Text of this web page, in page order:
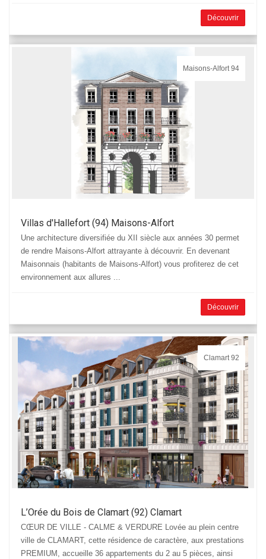
Découvrir
Maisons-Alfort 94
Villas d'Hallefort (94) Maisons-Alfort
Une architecture diversifiée du XII siècle aux années 30 permet
de rendre Maisons-Alfort attrayante à découvrir. En devenant
Maisonnais (habitants de Maisons-Alfort) vous profiterez de cet
environnement aux allures ...
Découvrir
Clamart 92
L’Orée du Bois de Clamart (92) Clamart
CŒUR DE VILLE - CALME & VERDURE Lovée au plein centre
ville de CLAMART, cette résidence de caractère, aux prestations
PREMIUM, accueille 36 appartements du 2 au 5 pièces, ainsi